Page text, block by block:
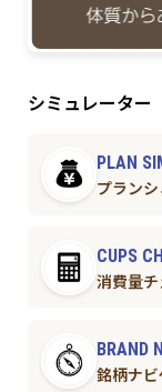
シミュレーター
PLAN
プラン
CUPS
消費量
BRAND
銘柄ナ